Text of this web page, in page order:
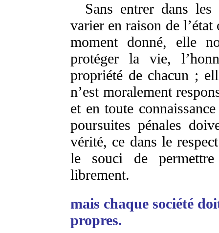
Sans entrer dans
varier en raison de
moment donné, elle
protéger la vie,
propriété de chacun ;
n’est moralement
et en toute
poursuites pénales
vérité, ce dans le
le souci de
librement.
mais chaque société
propres.